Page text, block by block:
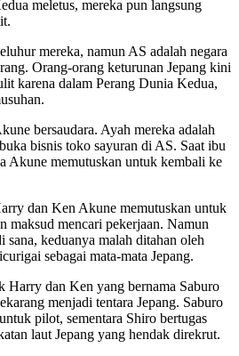
meletus, mereka pun langsung
mereka, namun AS adalah negara
Orang-orang keturunan Jepang kini
karena dalam Perang Dunia Kedua,
bersaudara. Ayah mereka adalah
bisnis toko sayuran di AS. Saat ibu
Akune memutuskan untuk kembali ke
dan Ken Akune memutuskan untuk
maksud mencari pekerjaan. Namun
sana, keduanya malah ditahan oleh
sebagai mata-mata Jepang.
Harry dan Ken yang bernama Saburo
menjadi tentara Jepang. Saburo
pilot, sementara Shiro bertugas
laut Jepang yang hendak direkrut.